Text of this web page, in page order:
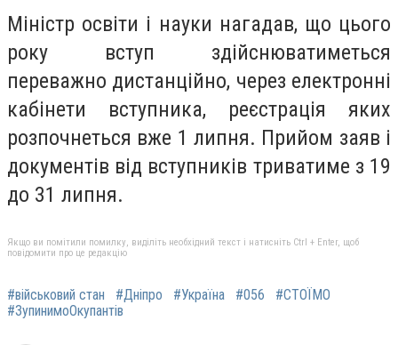
Міністр освіти і науки нагадав, що цього
року вступ здійснюватиметься
переважно дистанційно, через електронні
кабінети вступника, реєстрація яких
розпочнеться вже 1 липня. Прийом заяв і
документів від вступників триватиме з 19
до 31 липня.
Якщо ви помітили помилку, виділіть необхідний текст і натисніть Ctrl + Enter, щоб
повідомити про це редакцію
#військовий стан #Дніпро #Україна #056
#СТОЇМО
#ЗупинимоОкупантів